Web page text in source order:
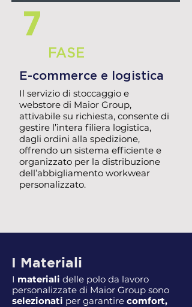
7
FASE
E-commerce e logistica
Il servizio di stoccaggio e
webstore di Maior Group,
attivabile su richiesta, consente di
gestire l’intera filiera logistica,
dagli ordini alla spedizione,
offrendo un sistema efficiente e
organizzato per la distribuzione
dell’abbigliamento workwear
personalizzato.
I Materiali
I materiali delle polo da lavoro
personalizzate di Maior Group sono
selezionati per garantire comfort,